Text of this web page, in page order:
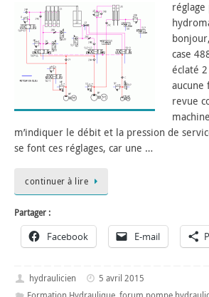
case
éclaté
aucune
revue
m’indiquer le débit et la pression de
se font ces réglages, car une …
continuer à lire
Partager :
Facebook E-mail
hydraulicien
5 avril 2015